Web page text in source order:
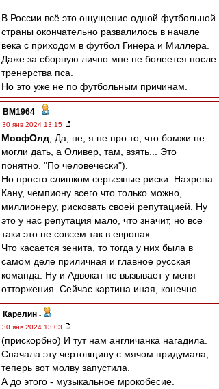
В России всё это ощущение одной футбольной
страны окончательно развалилось в начале
века с приходом в футбол Гинера и Миллера.
Даже за сборную лично мне не болеется после
тренерства пса.
Но это уже не по футбольным причинам.
BM1964 -
30 янв 2024 13:15
МосфОлд , Да, не, я не про то, что бомжи не
могли дать, а Оливер, там, взять... Это
понятно. "По человечески").
Но просто слишком серьезные риски. Нахрена
Кану, чемпиону всего что только можно,
миллионеру, рисковать своей репутацией. Ну
это у нас репутация мало, что значит, но все
таки это не совсем так в европах.
Что касается зенита, то тогда у них была в
самом деле приличная и главное русская
команда. Ну и Адвокат не вызывает у меня
отторжения. Сейчас картина иная, конечно.
Карелин -
30 янв 2024 13:03
(прискорбно) И тут нам англичанка нагадила.
Сначала эту чертовщину с мячом придумала,
теперь вот молву запустила.
А до этого - музыкальное мрокобесие.